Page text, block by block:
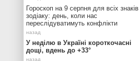
Гороскоп на 9 серпня для всіх знаків
зодіаку: день, коли нас
переслідуватимуть конфлікти
У неділю в Україні короткочасні
дощі, вдень до +33°